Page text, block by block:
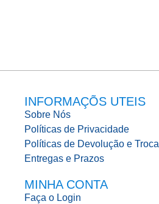
INFORMAÇÕS UTEIS
Sobre Nós
Políticas de Privacidade
Políticas de Devolução e Troca
Entregas e Prazos
MINHA CONTA
Faça o Login